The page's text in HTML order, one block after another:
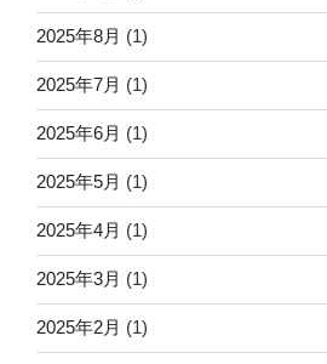
2025年8月 (1)
2025年7月 (1)
2025年6月 (1)
2025年5月 (1)
2025年4月 (1)
2025年3月 (1)
2025年2月 (1)